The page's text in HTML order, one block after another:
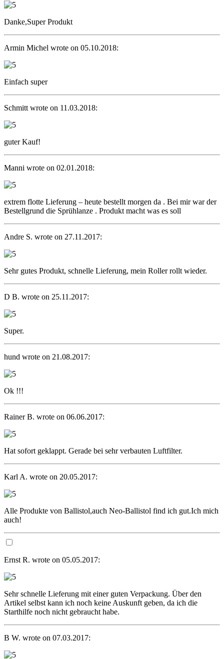
Danke,Super Produkt
Armin Michel wrote on 05.10.2018:
Einfach super
Schmitt wrote on 11.03.2018:
guter Kauf!
Manni wrote on 02.01.2018:
extrem flotte Lieferung – heute bestellt morgen da . Bei mir war der
Bestellgrund die Sprühlanze . Produkt macht was es soll
Andre S. wrote on 27.11.2017:
Sehr gutes Produkt, schnelle Lieferung, mein Roller rollt wieder.
D B. wrote on 25.11.2017:
Super.
hund wrote on 21.08.2017:
Ok !!!
Rainer B. wrote on 06.06.2017:
Hat sofort geklappt. Gerade bei sehr verbauten Luftfilter.
Karl A. wrote on 20.05.2017:
Alle Produkte von Ballistol,auch Neo-Ballistol find ich gut.Ich mich
auch!
Ernst R. wrote on 05.05.2017:
Sehr schnelle Lieferung mit einer guten Verpackung. Über den
Artikel selbst kann ich noch keine Auskunft geben, da ich die
Starthilfe noch nicht gebraucht habe.
B W. wrote on 07.03.2017: